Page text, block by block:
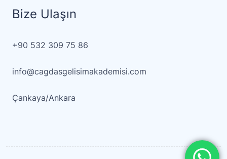
Bize Ulaşın
+90 532 309 75 86
info@cagdasgelisimakademisi.com
Çankaya/Ankara